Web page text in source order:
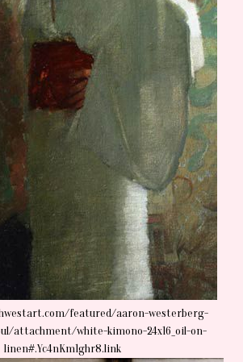
featured/aaron-westerberg-
attachment/white-kimono-24x16_oil-on-
linen#.Yc4nKm1ghr8.link